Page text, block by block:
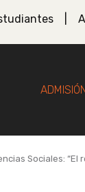
Sociales: